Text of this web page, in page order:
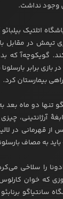
وجود نداشت.
اتلتیک
تیمش در مقابل
گویکوچه‌آ که
بازی برابر
بیمارستان کرد.
تنها دو ماه بعد
آرژانتینی،
از قهرمانی در
به مصاف
را سلاخی
که خوان
سانتیاگو